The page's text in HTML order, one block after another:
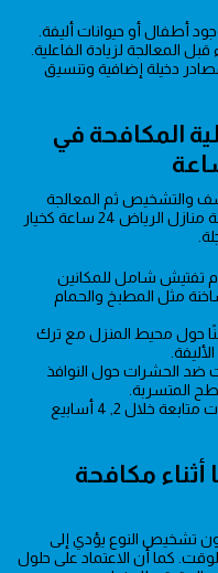
أطفال أو حيوانات أليفة.
المعالجة لزيادة الفاعلية.
دخيلة إضافية وتنسيق
المكافحة في
والتشخيص ثم المعالجة
والمتابعة. يمكن الاعتماد على خدمات صيانة منازل الرياض 24 ساعة كخيار
تفتيش شامل للمكانين
مثل المطبخ والحمام
حول محيط المنزل مع ترك
ضد الحشرات حول النوافذ
المتسربة.
تنسيق مع فني معتمد لجدولة زيارات متابعة خلال 2, 4 أسابيع
مكافحة
تشخيص النوع يؤدي إلى
كما أن الاعتماد على حلول